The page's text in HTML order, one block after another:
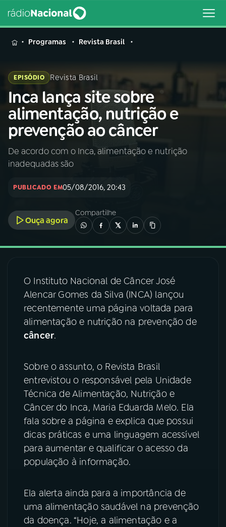
MENU
Buscar
na
Rádio
Nacional
Buscar
AO VIVO
INÍCIO
A RÁDIO
03PROGRAMAÇÃO
04PROGRAMAS
PODCASTS
07ÚLTIMAS
08 FESTIVAL DE MÚSICA
ACOMPANHE A RÁDIO NACIONAL
Instagram X
TikTok
Programas Revista Brasil
EPISÓDIO Revista Brasil
Inca lança site sobre
alimentação, nutrição e
prevenção ao câncer
De acordo com o Inca, alimentação e nutrição
inadequadas são
PUBLICADO EM05/08/2016, 20:43
Ouça agora
Compartilhe
O Instituto Nacional de Câncer José
Alencar Gomes da Silva (INCA) lançou
recentemente uma página voltada para
alimentação e nutrição na prevenção de
câncer.
Sobre o assunto, o Revista Brasil
entrevistou o responsável pela Unidade
Técnica de Alimentação, Nutrição e
Câncer do Inca, Maria Eduarda Melo. Ela
fala sobre a página e explica que possui
dicas práticas e uma linguagem acessível
para aumentar e qualificar o acesso da
população à informação.
Ela alerta ainda para a importância de
uma alimentação saudável na prevenção
da doença. “Hoje, a alimentação e a